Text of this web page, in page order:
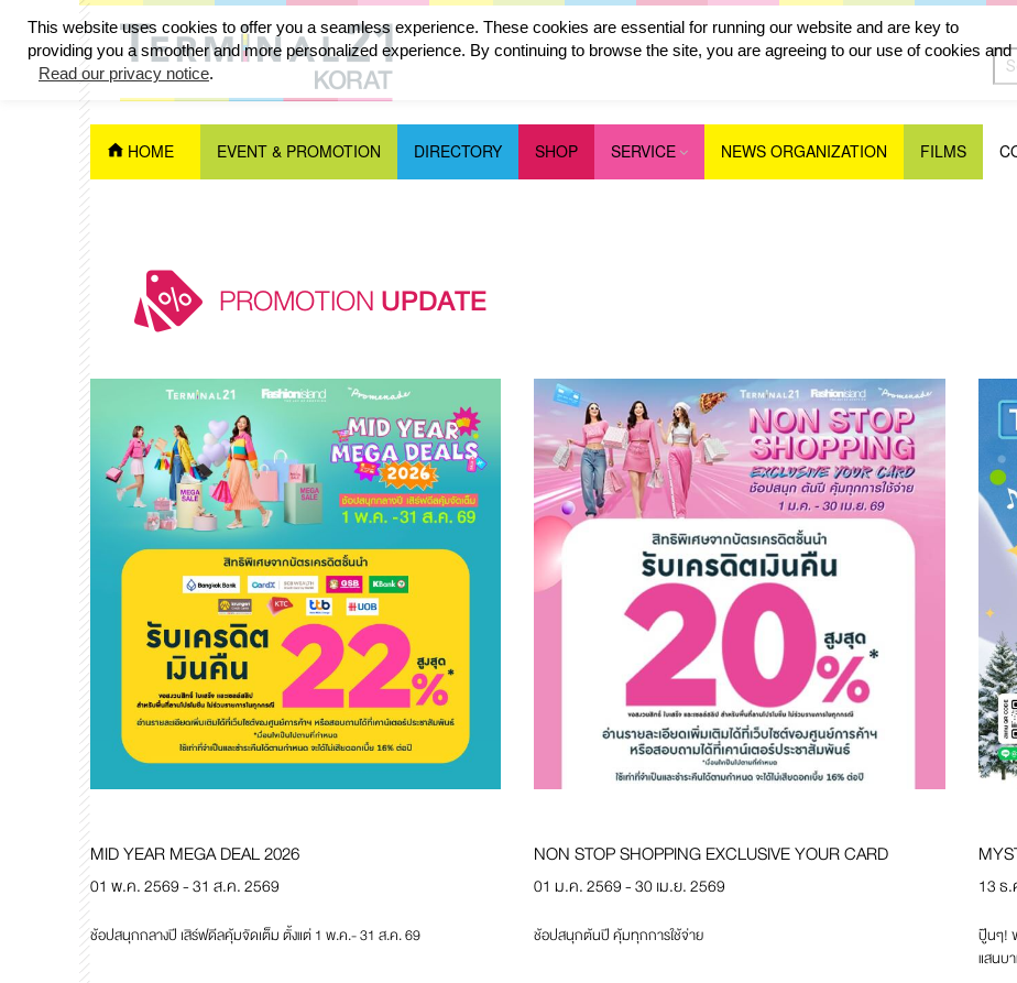
HOME EVENT & PROMOTION DIRECTORY SHOP SERVICE NEWS ORGANIZATION FILMS
PROMOTIONUPDATE
MID YEAR MEGA DEAL 2026
01 พ.ค. 2569 - 31 ส.ค. 2569
ช้อปสนุกกลางปี เสิร์ฟดีลคุ้มจัดเต็ม ตั้งแต่ 1 พ.ค.- 31 ส.ค. 69
NON STOP SHOPPING EXCLUSIVE YOUR CARD
01 ม.ค. 2569 - 30 เม.ย. 2569
ช้อปสนุกต้นปี คุ้มทุกการใช้จ่าย
13 ธ
ปู๊นๆ!
แสนบ
This website uses cookies to offer you a seamless experience. These cookies are essential for running our website and are key to
providing you a smoother and more personalized experience. By continuing to browse the site, you are agreeing to our use of cookies and
Read our privacy notice.